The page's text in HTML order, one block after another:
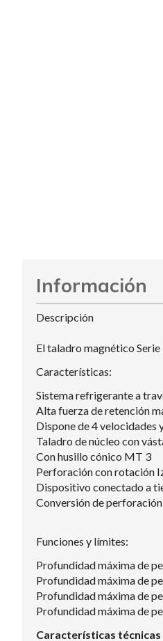
Información
Descripción
El taladro magnético
Características:
Sistema refrigerante a
Alta fuerza de retención
Dispone de 4 velocidades
Taladro de núcleo con
Con husillo cónico MT 3
Perforación con rotación
Dispositivo conectado a
Conversión de
Funciones y límites:
Profundidad máxima de
Profundidad máxima de
Profundidad máxima de
Profundidad máxima de
Características técnicas